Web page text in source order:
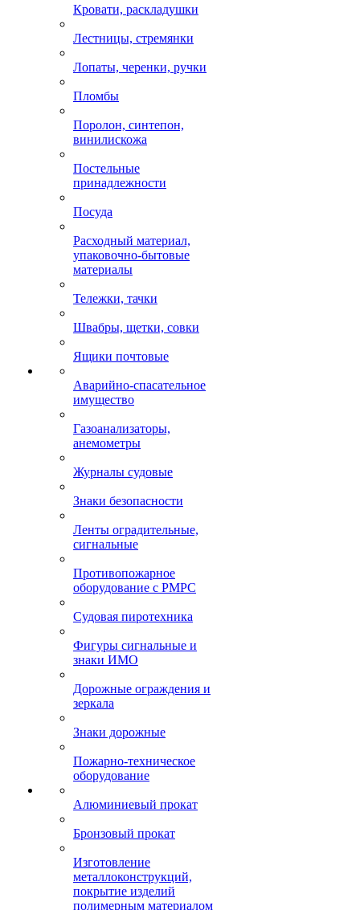
Кровати, раскладушки
Лестницы, стремянки
Лопаты, черенки, ручки
Пломбы
Поролон, синтепон,
винилискожа
Постельные
принадлежности
Посуда
Расходный материал,
упаковочно-бытовые
материалы
Тележки, тачки
Швабры, щетки, совки
Ящики почтовые
Аварийно-спасательное
имущество
Газоанализаторы,
анемометры
Журналы судовые
Знаки безопасности
Ленты оградительные,
сигнальные
Противопожарное
оборудование с РМРС
Судовая пиротехника
Фигуры сигнальные и
знаки ИМО
Дорожные ограждения и
зеркала
Знаки дорожные
Пожарно-техническое
оборудование
Алюминиевый прокат
Бронзовый прокат
Изготовление
металлоконструкций,
покрытие изделий
полимерным материалом